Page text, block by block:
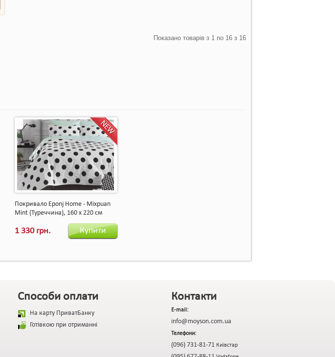
Показано товарів з 1 по 16 з 16
Покривало Eponj Home - Mixpuan
Mint (Туреччина), 160 х 220 см
1 330 грн. Купити
Способи оплати
На карту ПриватБанку
Готівкою при отриманні
Контакти
E-mail:
info@moyson.com.ua
Телефони:
(096) 731-81-71 Київстар